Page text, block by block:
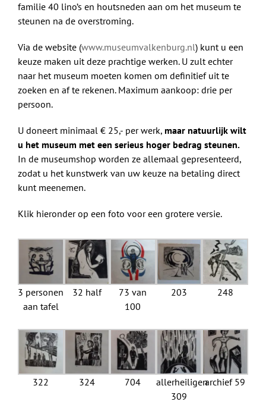
familie 40 lino’s en houtsneden aan om het museum te
steunen na de overstroming.
Via de website (www.museumvalkenburg.nl) kunt u een
keuze maken uit deze prachtige werken. U zult echter
naar het museum moeten komen om definitief uit te
zoeken en af te rekenen. Maximum aankoop: drie per
persoon.
U doneert minimaal € 25,- per werk, maar natuurlijk wilt
u het museum met een serieus hoger bedrag steunen.
In de museumshop worden ze allemaal gepresenteerd,
zodat u het kunstwerk van uw keuze na betaling direct
kunt meenemen.
Klik hieronder op een foto voor een grotere versie.
3 personen
aan tafel
32 half
73 van
100
203 248
322 324 704
allerheiligen
309
archief 59